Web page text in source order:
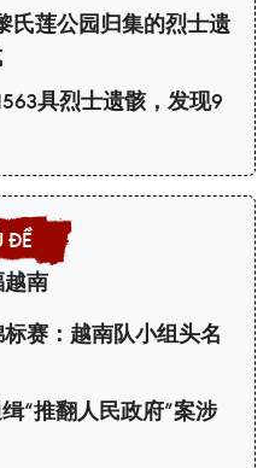
氏莲公园归集的烈士遗
具烈士遗骸，发现9
南
赛：越南队小组头名
“推翻人民政府”案涉